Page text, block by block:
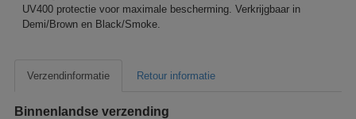
UV400 protectie voor maximale bescherming. Verkrijgbaar in
Demi/Brown en Black/Smoke.
Verzendinformatie Retour informatie
Binnenlandse verzending